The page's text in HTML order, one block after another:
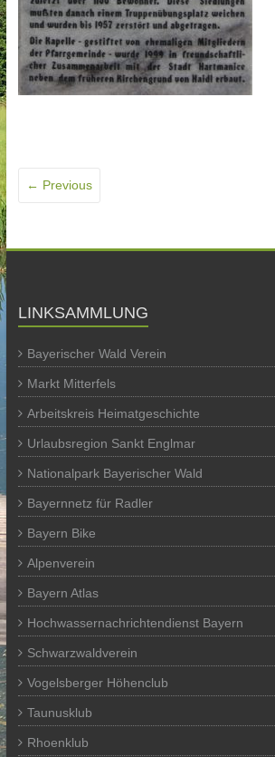
← Previous
LINKSAMMLUNG
Bayerischer Wald Verein
Markt Mitterfels
Arbeitskreis Heimatgeschichte
Urlaubsregion Sankt Englmar
Nationalpark Bayerischer Wald
Bayernnetz für Radler
Bayern Bike
Alpenverein
Bayern Atlas
Hochwassernachrichtendienst Bayern
Schwarzwaldverein
Vogelsberger Höhenclub
Taunusklub
Rhoenklub